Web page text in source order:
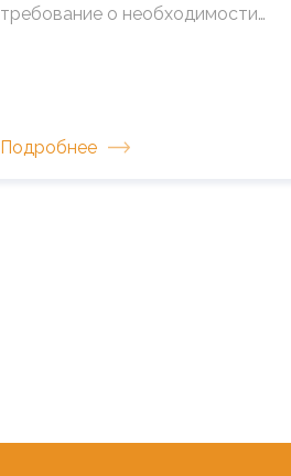
требование о необходимости…
Подробнее